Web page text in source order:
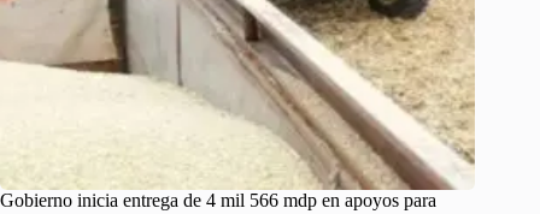
Gobierno inicia entrega de 4 mil 566 mdp en apoyos para